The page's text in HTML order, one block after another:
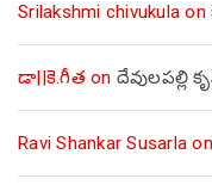
Srilakshmi chivukula on
డా||కె.గీత on దేవులపల్లి
Ravi Shankar Susarla on